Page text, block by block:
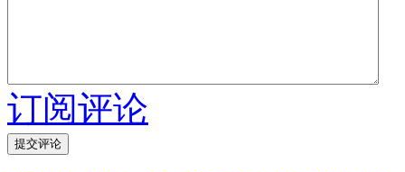
订阅评论